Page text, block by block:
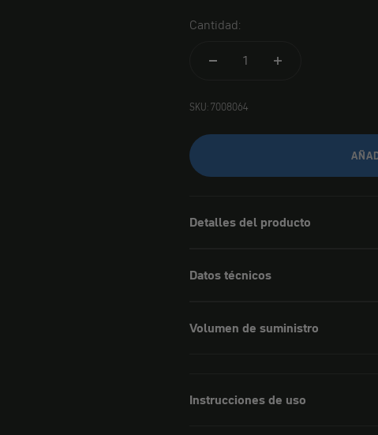
Cantidad:
SKU: 7008064
Detalles del producto
Datos técnicos
Volumen de suministro
Instrucciones de uso